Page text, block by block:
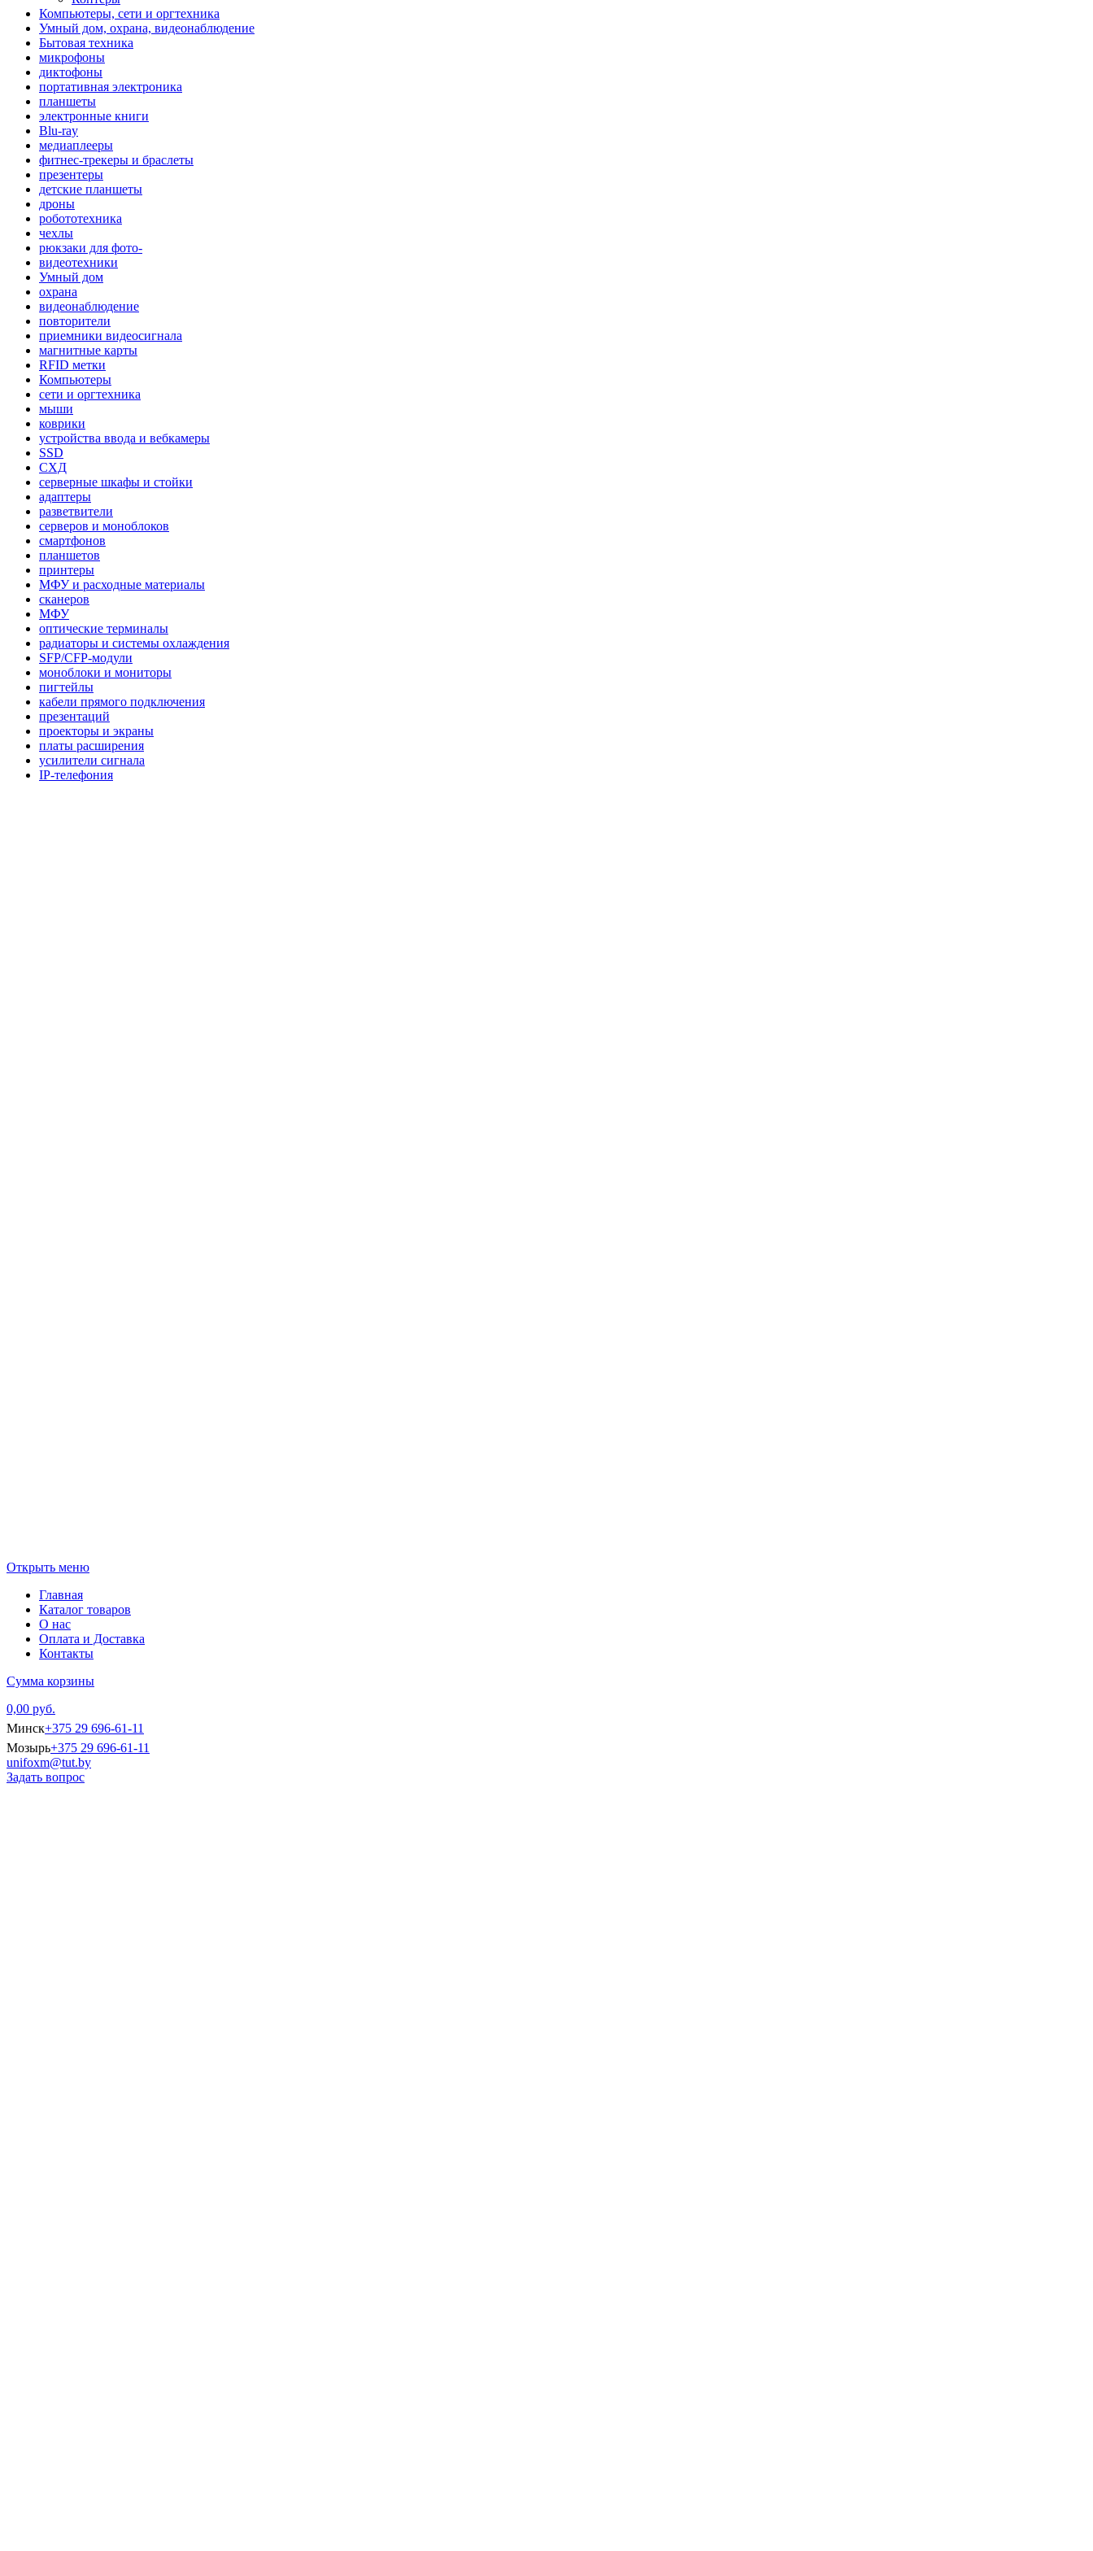
Компьютеры, сети и оргтехника
Умный дом, охрана, видеонаблюдение
Бытовая техника
микрофоны
диктофоны
портативная электроника
планшеты
электронные книги
Blu-ray
медиаплееры
фитнес-трекеры и браслеты
презентеры
детские планшеты
дроны
робототехника
чехлы
рюкзаки для фото-
видеотехники
Умный дом
охрана
видеонаблюдение
повторители
приемники видеосигнала
магнитные карты
RFID метки
Компьютеры
сети и оргтехника
мыши
коврики
устройства ввода и вебкамеры
SSD
СХД
серверные шкафы и стойки
адаптеры
разветвители
серверов и моноблоков
смартфонов
планшетов
принтеры
МФУ и расходные материалы
сканеров
МФУ
оптические терминалы
радиаторы и системы охлаждения
SFP/CFP-модули
моноблоки и мониторы
пигтейлы
кабели прямого подключения
презентаций
проекторы и экраны
платы расширения
усилители сигнала
IP-телефония
Открыть меню
Главная
Каталог товаров
О нас
Оплата и Доставка
Контакты
Сумма корзины
0,00 руб.
Минск+375 29 696-61-11
Мозырь+375 29 696-61-11
unifoxm@tut.by
Задать вопрос